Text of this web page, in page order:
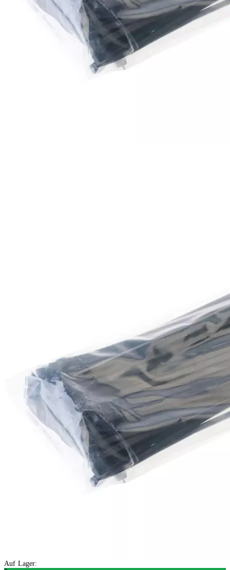
Auf Lager: